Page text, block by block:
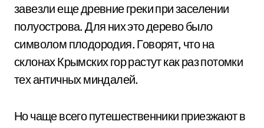
завезли еще древние греки при заселении
полуострова. Для них это дерево было
символом плодородия. Говорят, что на
склонах Крымских гор растут как раз потомки
тех античных миндалей.
Но чаще всего путешественники приезжают в